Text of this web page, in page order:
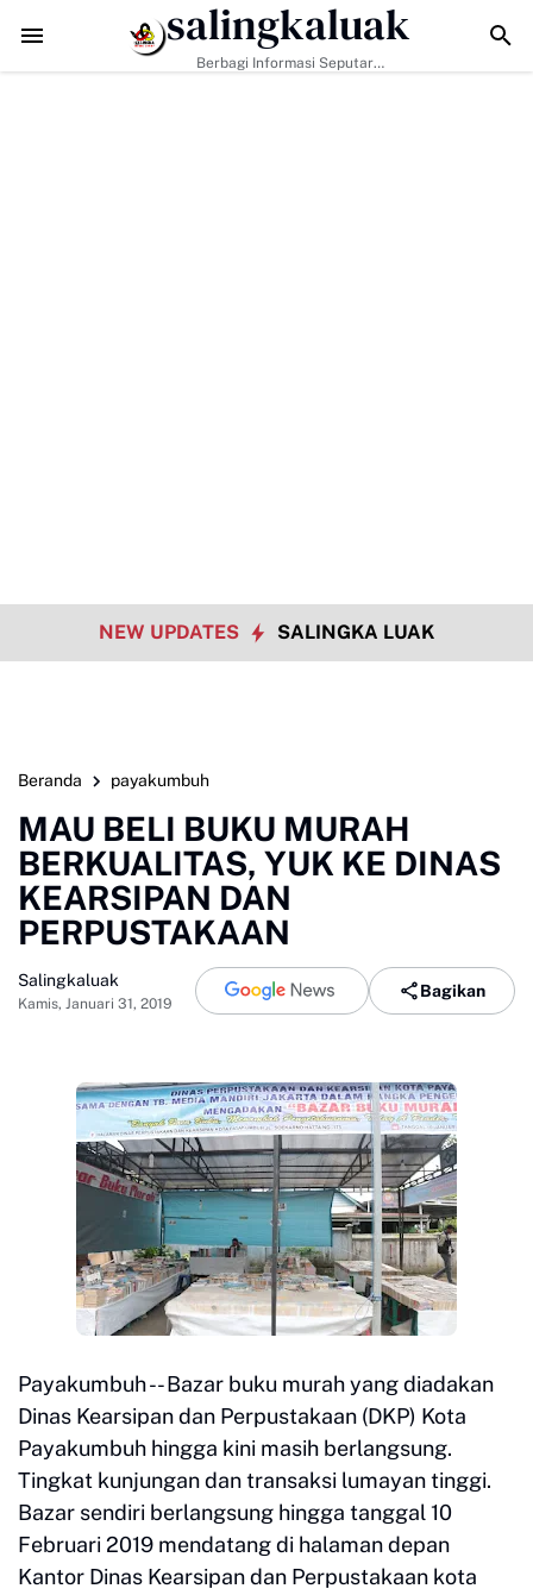
Tantangan Era Digital, Arisal Aziz Ajak Masyarakat Perkuat
salingkaluak
Berbagi Informasi Seputar
NEW UPDATES SALINGKA LUAK
Beranda payakumbuh
MAU BELI BUKU MURAH
BERKUALITAS, YUK KE DINAS
KEARSIPAN DAN
PERPUSTAKAAN
Salingkaluak
Kamis, Januari 31, 2019
Bagikan
Payakumbuh -- Bazar buku murah yang diadakan
Dinas Kearsipan dan Perpustakaan (DKP) Kota
Payakumbuh hingga kini masih berlangsung.
Tingkat kunjungan dan transaksi lumayan tinggi.
Bazar sendiri berlangsung hingga tanggal 10
Februari 2019 mendatang di halaman depan
Kantor Dinas Kearsipan dan Perpustakaan kota